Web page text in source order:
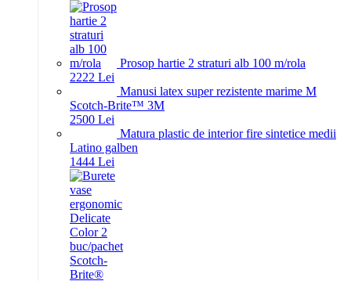
Prosop hartie 2 straturi alb 100 m/rola
2222 Lei
Manusi latex super rezistente marime M
Scotch-Brite™ 3M
2500 Lei
Matura plastic de interior fire sintetice medii
Latino galben
1444 Lei